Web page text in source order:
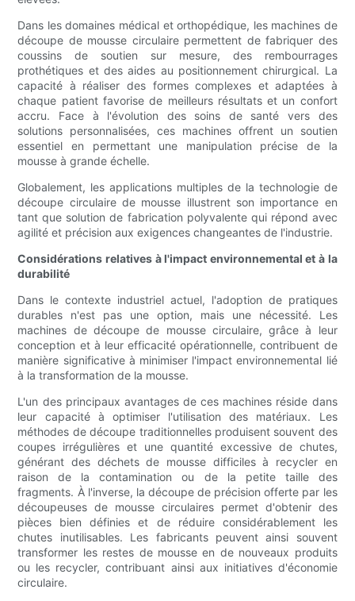
Dans les domaines médical et orthopédique, les machines de
découpe de mousse circulaire permettent de fabriquer des
coussins de soutien sur mesure, des rembourrages
prothétiques et des aides au positionnement chirurgical. La
capacité à réaliser des formes complexes et adaptées à
chaque patient favorise de meilleurs résultats et un confort
accru. Face à l'évolution des soins de santé vers des
solutions personnalisées, ces machines offrent un soutien
essentiel en permettant une manipulation précise de la
mousse à grande échelle.
Globalement, les applications multiples de la technologie de
découpe circulaire de mousse illustrent son importance en
tant que solution de fabrication polyvalente qui répond avec
agilité et précision aux exigences changeantes de l'industrie.
Considérations relatives à l'impact environnemental et à la
durabilité
Dans le contexte industriel actuel, l'adoption de pratiques
durables n'est pas une option, mais une nécessité. Les
machines de découpe de mousse circulaire, grâce à leur
conception et à leur efficacité opérationnelle, contribuent de
manière significative à minimiser l'impact environnemental lié
à la transformation de la mousse.
L'un des principaux avantages de ces machines réside dans
leur capacité à optimiser l'utilisation des matériaux. Les
méthodes de découpe traditionnelles produisent souvent des
coupes irrégulières et une quantité excessive de chutes,
générant des déchets de mousse difficiles à recycler en
raison de la contamination ou de la petite taille des
fragments. À l'inverse, la découpe de précision offerte par les
découpeuses de mousse circulaires permet d'obtenir des
pièces bien définies et de réduire considérablement les
chutes inutilisables. Les fabricants peuvent ainsi souvent
transformer les restes de mousse en de nouveaux produits
ou les recycler, contribuant ainsi aux initiatives d'économie
circulaire.